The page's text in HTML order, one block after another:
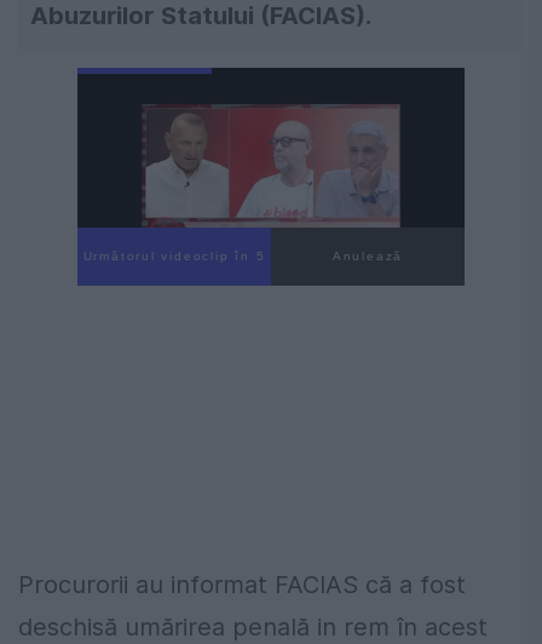
Abuzurilor Statului (FACIAS).
Următorul videoclip în 3 Anulează
Procurorii au informat FACIAS că a fost
deschisă umărirea penală in rem în acest